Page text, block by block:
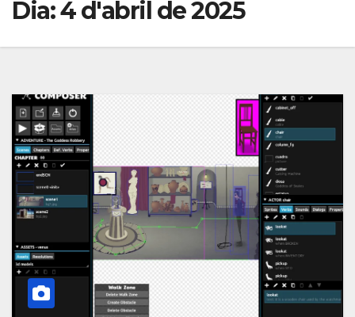
Dia:4 d'abril de 2025